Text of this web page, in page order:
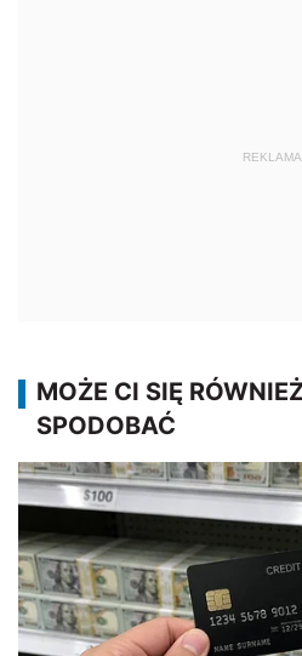
REKLAMA